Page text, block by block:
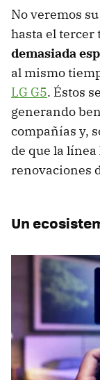
No veremos
hasta el tercer
demasiada
al mismo
LG G5. Éstos
generando
compañías y,
de que la
renovaciones
Un